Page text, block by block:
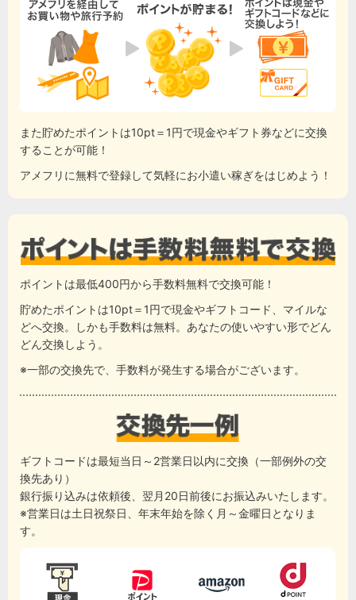
また貯めたポイントは10pt＝1円で現金やギフト券などに交換
することが可能！
アメフリに無料で登録して気軽にお小遣い稼ぎをはじめよう！
ポイントは最低400円から手数料無料で交換可能！
貯めたポイントは10pt＝1円で現金やギフトコード、マイルな
どへ交換。しかも手数料は無料。あなたの使いやすい形でどん
どん交換しよう。
※一部の交換先で、手数料が発生する場合がございます。
ギフトコードは最短当日～2営業日以内に交換（一部例外の交
換先あり）
銀行振り込みは依頼後、翌月20日前後にお振込みいたします。
※営業日は土日祝祭日、年末年始を除く月～金曜日となりま
す。